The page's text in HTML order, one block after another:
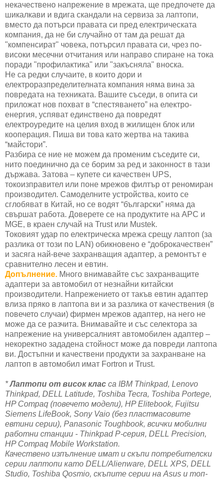
некачествено напрежение в мрежата, ще предпочете да
шикалкави и вдига скандали на сервиза за лаптопи,
вместо да потърси правата си пред електрическата
компания, да не би случайно от там да решат да
"компенсират" човека, потърсил правата си, чрез по-
високи месечни отчитания или направо спиране на тока
поради "профилактика" или "закъсняла" вноска.
Не са редки случаите, в които дори и
електроразпределителната компания няма вина за
повредата на техниката. Вашите съседи, в опита си
приложат нов похват в “спестяването” на електро-
енергия, успяват единствено да повредят
електроуредите на целия вход в жилищен блок или
кооперация. Пиша ви това като жертва на такива
“майстори”.
Разбира се ние не можем да променим съседите си,
нито поединично да се борим за ред и законност в тази
държава. Затова – купете си качествен UPS,
токоизправител или поне мрежов филтър от реномиран
производител. Самоделните устройства, които се
сглобяват в Китай, но се водят “български” няма да
свършат работа. Доверете се на продуктите на APC и
MGE, в краен случай на Trust или Mustek.
Токовият удар по електрическа мрежа срещу лаптоп (за
разлика от този по LAN) обикновено е “доброкачествен”
и засяга най-вече захранващия адаптер, а ремонтът е
сравнително лесен и евтин.
Допълнение. Много внимавайте със захранващите
адаптери за автомобил от незнайни китайски
производители. Напрежението от такъв евтин адаптер
влиза пряко в лаптопа ви и за разлика от качествения (в
повечето случаи) фирмен мрежов адаптер, на него не
може да се разчита. Внимавайте и със селектора за
напрежение на универсалният автомобилен адаптер –
некоректно зададена стойност може да повреди лаптопа
ви. Достъпни и качествени продукти за захранване на
лаптоп в автомобил имат Fortron и Trust.
*Лаптопи от висок клас са IBM Thinkpad, Lenovo
Thinkpad, DELL Latitude, Toshiba Tecra, Toshiba Portege,
HP Compaq (повечето модели), HP Elitebook, Fujitsu
Siemens LifeBook, Sony Vaio (без пластмасовите
евтини серии), Panasonic Toughbook, всички мобилни
работни станции - Thinkpad P-серия, DELL Precision,
HP Compaq Mobile Workstation.
Качествено изпълнение имат и скъпи потребителски
серии лаптопи като DELL/Alienware, DELL XPS, DELL
Studio, Toshiba Qosmio, скъпите серии на Asus и топ-